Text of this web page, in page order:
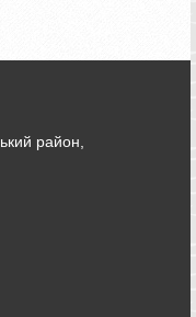
район,